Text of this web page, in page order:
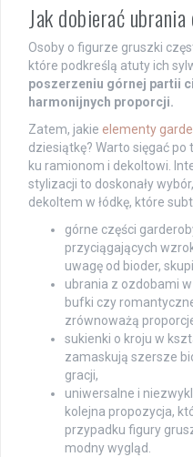
Jak dobierać
Osoby o figurze gruszki
które podkreślą atuty ich
poszerzeniu górnej partii
harmonijnych proporcji.
Zatem, jakie elementy
dziesiątkę? Warto sięgać
ku ramionom i dekoltowi.
stylizacji to doskonały
dekoltem w łódkę, które
górne części
przyciągających
uwagę od bioder,
ubrania z ozdobami
bufki czy
zrównoważą
sukienki o kroju w
zamaskują szersze
gracji,
uniwersalne i
kolejna propozycja,
przypadku figury
modny wygląd.